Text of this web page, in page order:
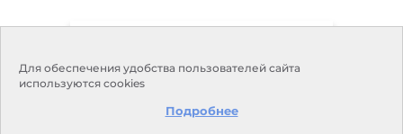
Беларусь
Для обеспечения удобства пользователей сайта
используются cookies
Подробнее